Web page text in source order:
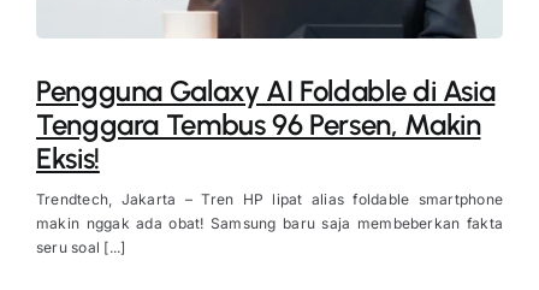
Pengguna Galaxy AI Foldable di Asia
Tenggara Tembus 96 Persen, Makin
Eksis!
Trendtech, Jakarta – Tren HP lipat alias foldable smartphone
makin nggak ada obat! Samsung baru saja membeberkan fakta
seru soal [...]